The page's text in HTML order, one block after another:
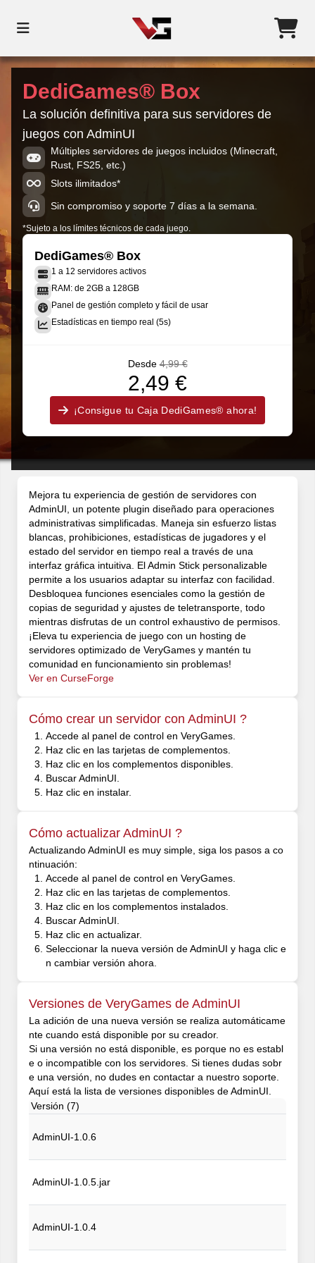
DediGames® Box
La solución definitiva para sus servidores de
juegos con AdminUI
Múltiples servidores de juegos incluidos (Minecraft,
Rust, FS25, etc.)
Slots ilimitados*
Sin compromiso y soporte 7 días a la semana.
*Sujeto a los límites técnicos de cada juego.
DediGames® Box
1 a 12 servidores activos
RAM: de 2GB a 128GB
Panel de gestión completo y fácil de usar
Estadísticas en tiempo real (5s)
Desde 4,99 €
2,49 €
¡Consigue tu Caja DediGames® ahora!
Mejora tu experiencia de gestión de servidores con
AdminUI, un potente plugin diseñado para operaciones
administrativas simplificadas. Maneja sin esfuerzo listas
blancas, prohibiciones, estadísticas de jugadores y el
estado del servidor en tiempo real a través de una
interfaz gráfica intuitiva. El Admin Stick personalizable
permite a los usuarios adaptar su interfaz con facilidad.
Desbloquea funciones esenciales como la gestión de
copias de seguridad y ajustes de teletransporte, todo
mientras disfrutas de un control exhaustivo de permisos.
¡Eleva tu experiencia de juego con un hosting de
servidores optimizado de VeryGames y mantén tu
comunidad en funcionamiento sin problemas!
Ver en CurseForge
Cómo crear un servidor con AdminUI ?
Accede al panel de control en VeryGames.
Haz clic en las tarjetas de complementos.
Haz clic en los complementos disponibles.
Buscar AdminUI.
Haz clic en instalar.
Cómo actualizar AdminUI ?
Actualizando AdminUI es muy simple, siga los pasos a co
ntinuación:
Accede al panel de control en VeryGames.
Haz clic en las tarjetas de complementos.
Haz clic en los complementos instalados.
Buscar AdminUI.
Haz clic en actualizar.
Seleccionar la nueva versión de AdminUI y haga clic e
n cambiar versión ahora.
Versiones de VeryGames de AdminUI
La adición de una nueva versión se realiza automáticame
nte cuando está disponible por su creador.
Si una versión no está disponible, es porque no es establ
e o incompatible con los servidores. Si tienes dudas sobr
e una versión, no dudes en contactar a nuestro soporte.
Aquí está la lista de versiones disponibles de AdminUI.
Versión (7)
AdminUI-1.0.6
AdminUI-1.0.5.jar
AdminUI-1.0.4